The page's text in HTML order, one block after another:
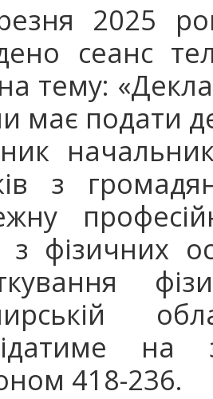
2025
сеанс
тему:
має подати
з
з фізичних
418-236.